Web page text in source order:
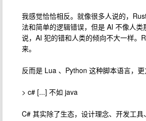
我感觉恰恰相反。就像很多人说的，
法和简单的逻辑错误，但是 AI 不像人
说，AI 犯的错和人类的倾向不大一样。
来。
反而是 Lua 、Python 这种脚本语言，更
> c# [...] 不如 java
C# 其实除了生态，设计理念、开发工